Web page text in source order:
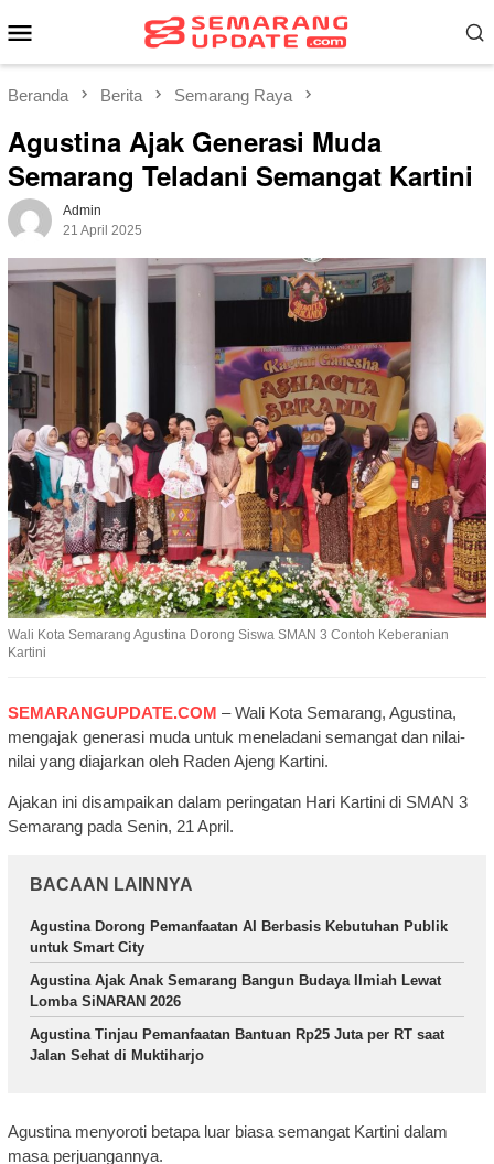
ke
Mobile
Beranda Berita Semarang Raya
Agustina Ajak Generasi Muda
Semarang Teladani Semangat Kartini
Admin
21 April 2025
Wali Kota Semarang Agustina Dorong Siswa SMAN 3 Contoh Keberanian
Kartini
SEMARANGUPDATE.COM – Wali Kota Semarang, Agustina,
mengajak generasi muda untuk meneladani semangat dan nilai-
nilai yang diajarkan oleh Raden Ajeng Kartini.
Ajakan ini disampaikan dalam peringatan Hari Kartini di SMAN 3
Semarang pada Senin, 21 April.
BACAAN LAINNYA
Agustina Dorong Pemanfaatan AI Berbasis Kebutuhan Publik
untuk Smart City
Agustina Ajak Anak Semarang Bangun Budaya Ilmiah Lewat
Lomba SiNARAN 2026
Agustina Tinjau Pemanfaatan Bantuan Rp25 Juta per RT saat
Jalan Sehat di Muktiharjo
Agustina menyoroti betapa luar biasa semangat Kartini dalam
masa perjuangannya.